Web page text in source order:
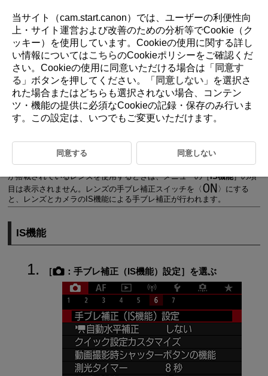
D180-114
手ブレ補正（IS機能）設定
IS機能
で軽減することができます。手ブレ補正機能（IS機能）が搭載されてい
ないレンズを使用したときでも、手ブレ補正効果が得られます。IS機能
が搭載されているレンズを使用するときは、メニューの［IS機能］の項
目は表示されません。レンズの手ブレ補正スイッチを
にする
と、レンズとカメラのIS機能による手ブレ補正が行われます。
IS機能
［ ： 手ブレ補正（IS機能）設定］を選ぶ
当サイト（cam.start.canon）では、ユーザーの利便性向
上・サイト運営および改善のための分析等でCookie（ク
ッキー）を使用しています。Cookieの使用に関する詳し
い情報についてはこちらのCookieポリシーをご確認くだ
さい。Cookieの使用に同意いただける場合は「 同意す
る 」ボタンを押してください。「 同意しない 」を選択さ
れた場合またはどちらも選択されない場合、コンテン
ツ・機能の提供に必須なCookieの記録・保存のみ行いま
す。この設定は、いつでもご変更いただけます。
同意する 同意しない